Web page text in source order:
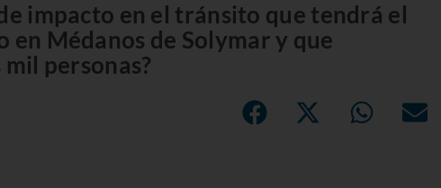
impacto en el tránsito que tendrá el
Médanos de Solymar y que
personas?